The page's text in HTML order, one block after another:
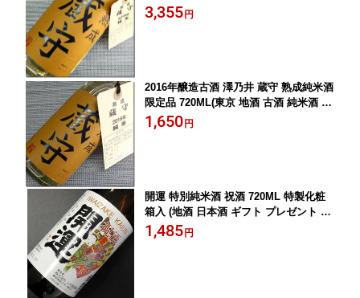
日本酒 お酒 ギフト プレゼント ランキ
ング 人気 お取り寄せ 誕生日 内祝い お
3,355 円
2016年醸造古酒 澤乃井 蔵守 熟成純米酒
限定品 720ML(東京 地酒 古酒 純米酒 日
本酒 お酒 ギフト プレゼント ランキン
グ 人気 お取り寄せ 誕生日 内祝い お礼
1,650 円
開運 特別純米酒 祝酒 720ML 特製化粧
箱入 (地酒 日本酒 ギフト プレゼント ラ
ンキング 専門店 ラッピング 人気 お取
り寄せグルメ 誕生日 内祝い お礼 お祝
1,485 円